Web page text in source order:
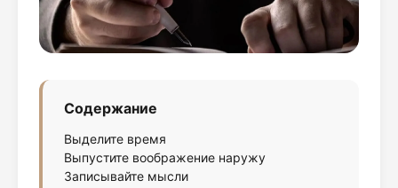
Содержание
Выделите время
Выпустите воображение наружу
Записывайте мысли